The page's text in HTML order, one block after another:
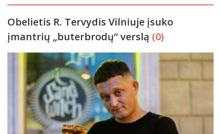
Obelietis R. Tervydis Vilniuje įsuko
įmantrių „buterbrodų“ verslą (0)